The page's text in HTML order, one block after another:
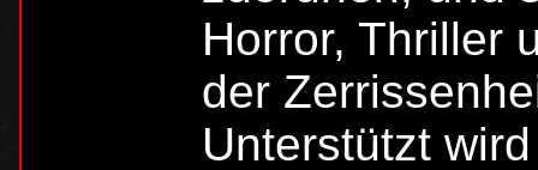
Horror, Thriller
der
Unterstützt